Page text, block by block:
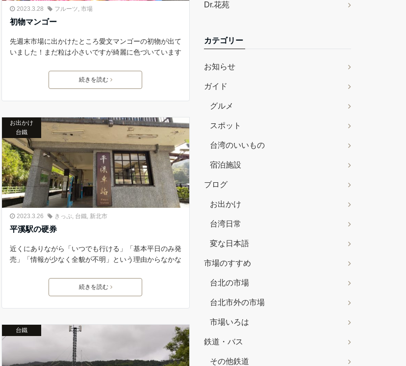
2023.3.28 フルーツ, 市場
初物マンゴー
先週末市場に出かけたところ愛文マンゴーの初物が出て
いました！まだ粒は小さいですが綺麗に色づいています
続きを読む
お出かけ
台鐵
2023.3.26 きっぷ, 台鐵, 新北市
平溪駅の硬券
近くにありながら「いつでも行ける」「基本平日のみ発
売」「情報が少なく全貌が不明」という理由からなかな
続きを読む
台鐵
Dr.花苑
カテゴリー
お知らせ
ガイド
グルメ
スポット
台湾のいいもの
宿泊施設
ブログ
お出かけ
台湾日常
変な日本語
市場のすすめ
台北の市場
台北市外の市場
市場いろは
鉄道・バス
その他鉄道